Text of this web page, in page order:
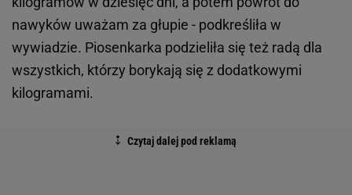
nawyków uważam za głupie - podkreśliła w
wywiadzie. Piosenkarka podzieliła się też radą dla
wszystkich, którzy borykają się z dodatkowymi
kilogramami.